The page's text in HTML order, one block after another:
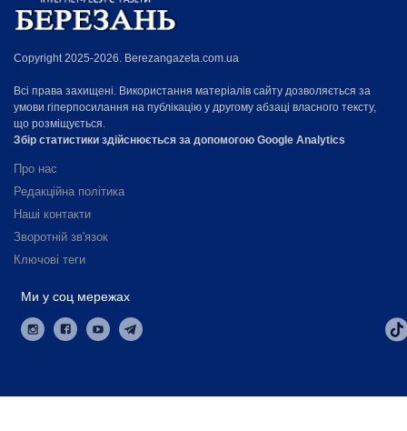
Copyright 2025-2026. Berezangazeta.com.ua
Всі права захищені. Використання матеріалів сайту дозволяється за
умови гіперпосилання на публікацію у другому абзаці власного тексту,
що розміщується.
Збір статистики здійснюється за допомогою Google Analytics
Про нас
Редакційна політика
Наші контакти
Зворотній зв'язок
Ключові теги
Ми у соц мережах